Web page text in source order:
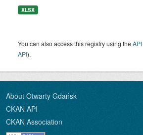
XLSX
You can also access this registry using theAPI
API).
About Otwarty Gdańsk
CKAN API
CKAN Association